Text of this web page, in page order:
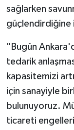
sağlarken
güçlendirdiğine
"Bugün
tedarik
kapasitemizi
için sanayiyle
bulunuyoruz.
ticareti